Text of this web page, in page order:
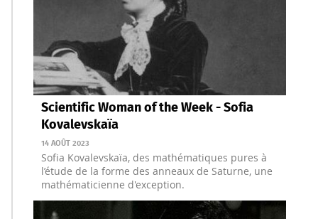
Scientific Woman of the Week - Sofia
Kovalevskaïa
14 AOÛT 2023
Sofia Kovalevskaïa, des mathématiques pures à
l’étude de la forme des anneaux de Saturne, une
mathématicienne d'exception.